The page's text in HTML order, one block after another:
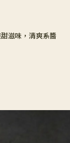
滋味，清爽系醬